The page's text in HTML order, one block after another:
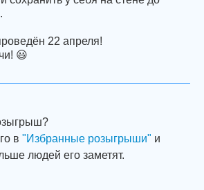
22 апреля!
😃
в "Избранные розыгрыши" и
людей его заметят.